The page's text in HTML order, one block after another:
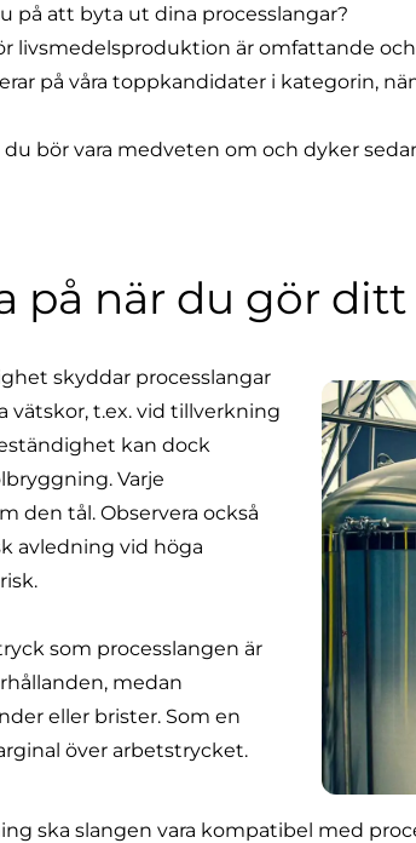
på att byta ut dina processlangar?
livsmedelsproduktion är omfattande
på våra toppkandidater i kategorin,
bör vara medveten om och dyker
på när du gör ditt
skyddar processlangar
vätskor, t.ex. vid tillverkning
kan dock
Varje
den tål. Observera också
avledning vid höga
som processlangen är
medan
eller brister. Som en
över arbetstrycket.
ska slangen vara kompatibel med